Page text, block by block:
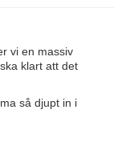
vi en massiv
klart att det
så djupt in i